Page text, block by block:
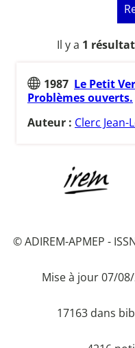
Il y a 1 résultat
1987 Le Petit
Problèmes ouverts.
Auteur : Clerc Jean-
© ADIREM-APMEP -
Mise à jour 07/
17163 dans